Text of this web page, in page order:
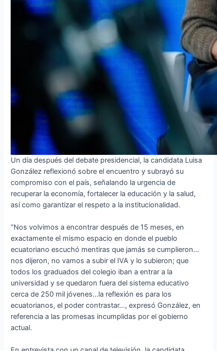
Un día después del debate presidencial, la candidata Luisa
González reflexionó sobre el encuentro y subrayó su
compromiso con el país, señalando la urgencia de
recuperar la economía, fortalecer la educación y la salud,
así como garantizar el respeto a la institucionalidad.
“Nos volvimos a encontrar después de 15 meses, en
exactamente el mismo espacio en donde el pueblo
ecuatoriano escuchó mentiras que jamás se cumplieron…
nos dijeron, no vamos a subir el IVA y lo subieron; que
todos los graduados del colegio iban a entrar a la
universidad y se quedaron fuera del sistema educativo
cerca de 250 mil jóvenes…la reflexión es para los
ecuatorianos, el poder contrastar…, expresó González, en
referencia a las promesas incumplidas por el gobierno
actual.